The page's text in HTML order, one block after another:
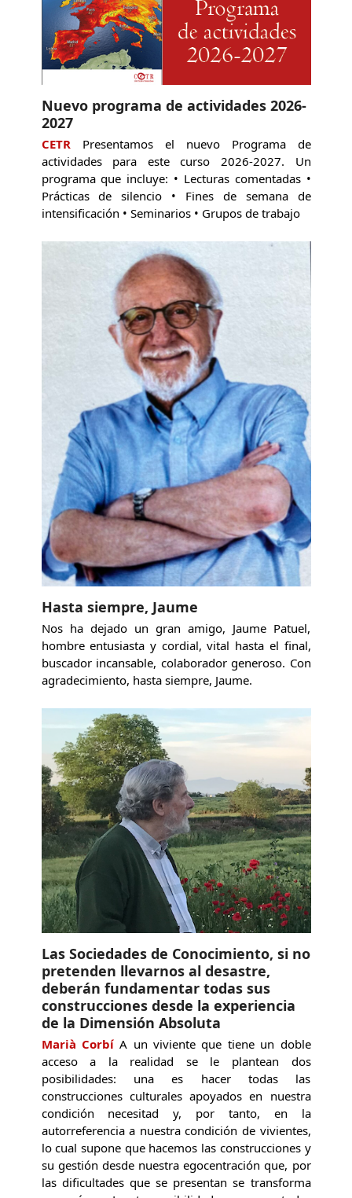
Nuevo programa de actividades 2026-
2027
CETRPresentamos el nuevo Programa de
actividades para este curso 2026-2027. Un
programa que incluye: • Lecturas comentadas •
Prácticas de silencio • Fines de semana de
intensificación • Seminarios • Grupos de trabajo
Hasta siempre, Jaume
Nos ha dejado un gran amigo, Jaume Patuel,
hombre entusiasta y cordial, vital hasta el final,
buscador incansable, colaborador generoso. Con
agradecimiento, hasta siempre, Jaume.
Las Sociedades de Conocimiento, si no
pretenden llevarnos al desastre,
deberán fundamentar todas sus
construcciones desde la experiencia
de la Dimensión Absoluta
Marià CorbíA un viviente que tiene un doble
acceso a la realidad se le plantean dos
posibilidades: una es hacer todas las
construcciones culturales apoyados en nuestra
condición necesitad y, por tanto, en la
autorreferencia a nuestra condición de vivientes,
lo cual supone que hacemos las construcciones y
su gestión desde nuestra egocentración que, por
las dificultades que se presentan se transforma